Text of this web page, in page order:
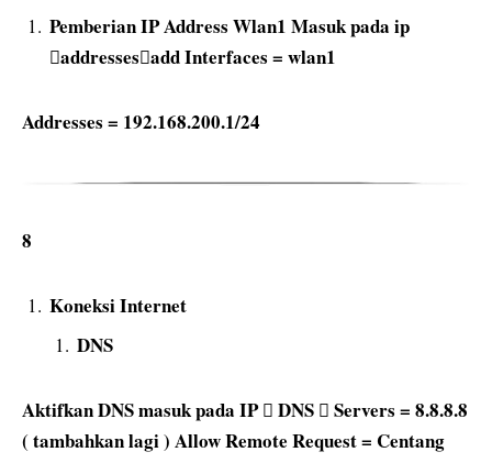
Pemberian IP Address Wlan1 Masuk pada ip
addressesadd Interfaces = wlan1
Addresses = 192.168.200.1/24
8
Koneksi Internet
DNS
Aktifkan DNS masuk pada IP  DNS  Servers = 8.8.8.8
( tambahkan lagi ) Allow Remote Request = Centang